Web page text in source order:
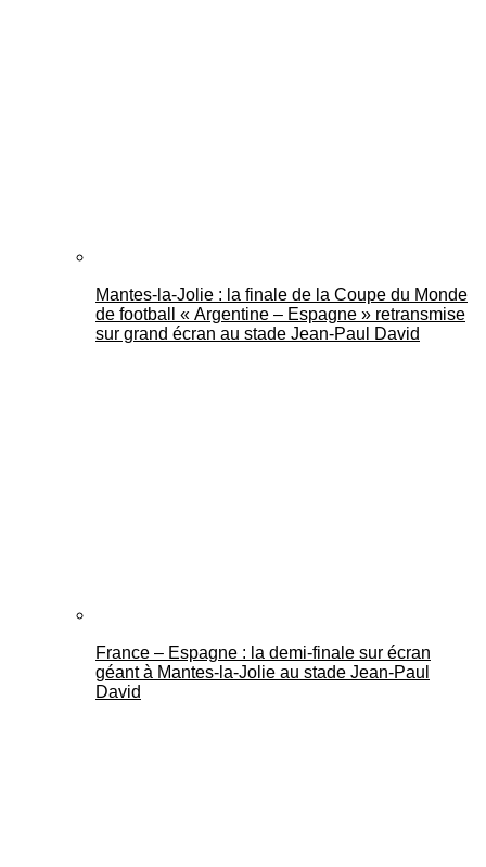
Mantes-la-Jolie : la finale de la Coupe du Monde
de football « Argentine – Espagne » retransmise
sur grand écran au stade Jean-Paul David
France – Espagne : la demi-finale sur écran
géant à Mantes-la-Jolie au stade Jean-Paul
David